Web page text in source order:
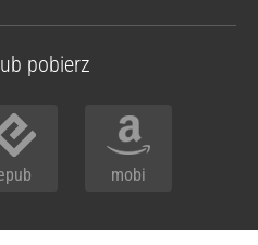
pobierz
mobi